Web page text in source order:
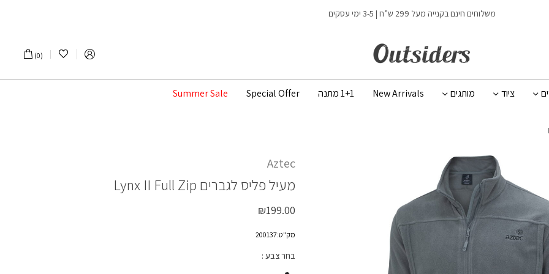
משלוחים חינם בקנייה מעל 299 ש”ח | 3-5 ימי עסקים
הרשימה שלי
0
ציוד מותגים New Arrivals 1+1 מתנה Special Offer
Summer Sale
Aztec
מעיל פליס לגברים Lynx II Full Zip
₪199.00
מק"ט:200137
בחר צבע